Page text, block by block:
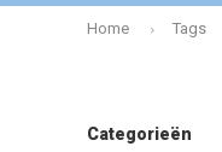
Home Tags
Categorieën